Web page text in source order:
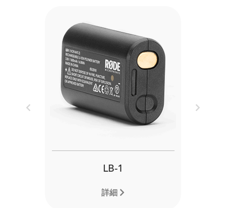
LB-1
詳細
Previous Next